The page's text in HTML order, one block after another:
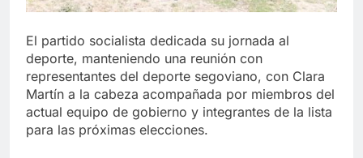
El partido socialista dedicada su jornada al
deporte, manteniendo una reunión con
representantes del deporte segoviano, con Clara
Martín a la cabeza acompañada por miembros del
actual equipo de gobierno y integrantes de la lista
para las próximas elecciones.